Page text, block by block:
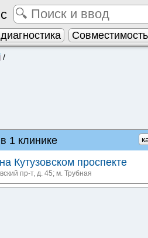
/
1 клинике
Кутузовском проспекте
пр-т, д. 45; м. Трубная